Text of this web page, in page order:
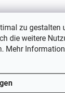
zu gestalten
die weitere
Mehr